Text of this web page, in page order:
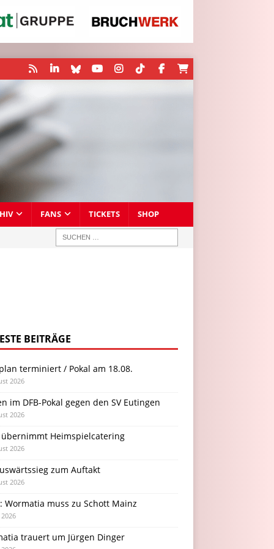
FANS TICKETS SHOP
BEITRÄGE
terminiert / Pokal am 18.08.
2026
im DFB-Pokal gegen den SV Eutingen
2026
übernimmt Heimspielcatering
2026
zum Auftakt
2026
Wormatia muss zu Schott Mainz
trauert um Jürgen Dinger